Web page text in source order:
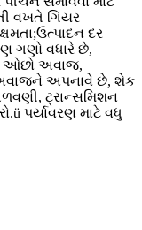
વખતે ગિયર
દર
ગણો વધારે છે,
ઓછો અવાજ,
અપનાવે છે, શેક
ટ્રાન્સમિશન
પર્યાવરણ માટે વધુ